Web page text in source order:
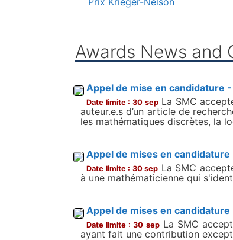
Awards News and
Appel de mise en candidature
Date limite : 30 sepLa SMC
auteur.e.s d’un article de
les mathématiques discrètes, la
Appel de mises en
Date limite : 30 sep La SMC
à une mathématicienne qui
Appel de mises en
Date limite : 30 sepLa SMC
ayant fait une contribution